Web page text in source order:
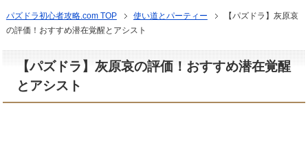
パズドラ初心者攻略.com TOP 使い道とパーティー
【パズドラ】灰原哀
の評価！おすすめ潜在覚醒とアシスト
【パズドラ】灰原哀の評価！おすすめ潜在覚醒
とアシスト